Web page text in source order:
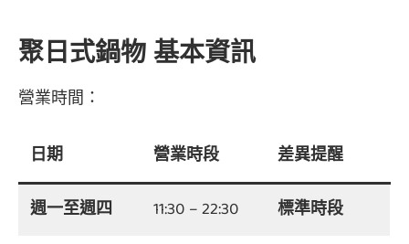
聚日式鍋物 基本資訊
營業時間：
日期
營業時段
差異提醒
週一至週四
11:30 – 22:30 標準時段